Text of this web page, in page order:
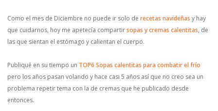
Como el mes de Diciembre no puede ir solo de recetas navideñas y hay
que cuidarnos, hoy me apetecía compartirsopas y cremas calentitas, de
las que sientan el estómago y calientan el cuerpo.
Publiqué en su tiempo un TOP6 Sopas calentitas para combatir el frío
pero los años pasan volando y hace casi 5 años así que no creo sea un
problema repetir tema con la de cremas que he publicado desde
entonces.